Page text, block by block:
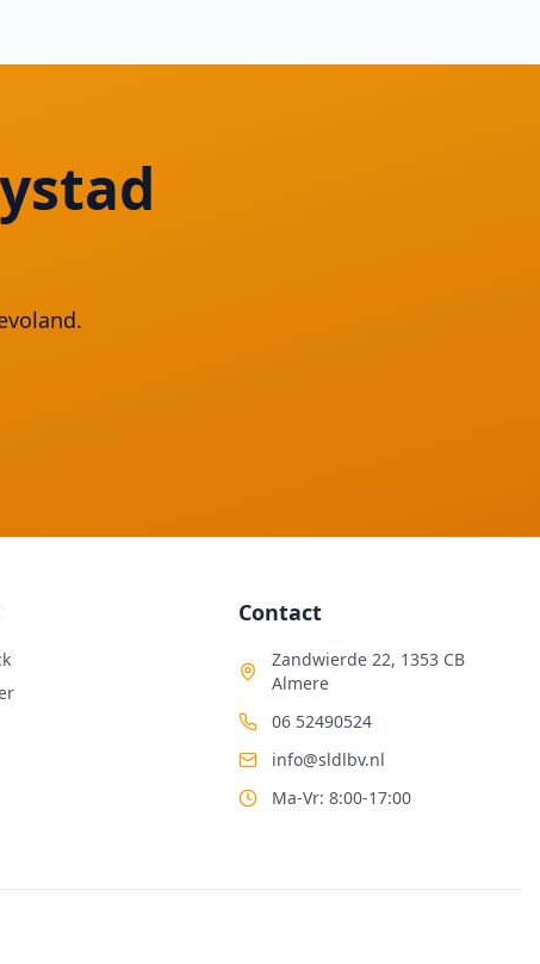
Contact
Zandwierde 22, 1353 CB
Almere
06 52490524
info@sldlbv.nl
Ma-Vr: 8:00-17:00